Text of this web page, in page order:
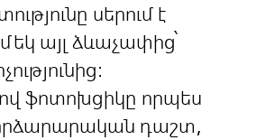
սերում է
այլ ձևաչափից՝
ֆոտոխցիկը որպես
դաշտ,